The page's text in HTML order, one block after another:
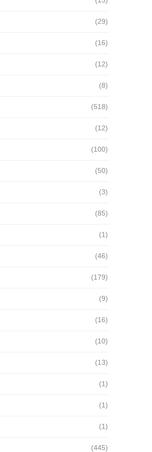
(29)
(16)
(12)
(8)
(518)
(12)
(100)
(50)
(3)
(85)
(1)
(46)
(179)
(9)
(16)
(10)
(13)
(1)
(1)
(1)
(445)